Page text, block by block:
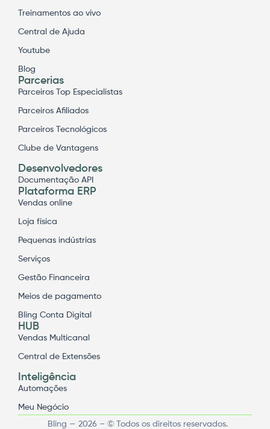
Treinamentos ao vivo
Central de Ajuda
Youtube
Blog
Parcerias
Parceiros Top Especialistas
Parceiros Afiliados
Parceiros Tecnológicos
Clube de Vantagens
Desenvolvedores
Documentação API
Plataforma ERP
Vendas online
Loja física
Pequenas indústrias
Serviços
Gestão Financeira
Meios de pagamento
Bling Conta Digital
HUB
Vendas Multicanal
Central de Extensões
Inteligência
Automações
Meu Negócio
Bling — 2026 – © Todos os direitos reservados.